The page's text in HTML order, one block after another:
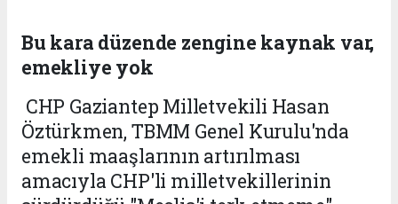
Bu kara düzende zengine kaynak var,
emekliye yok
CHP Gaziantep Milletvekili Hasan
Öztürkmen, TBMM Genel Kurulu'nda
emekli maaşlarının artırılması
amacıyla CHP'li milletvekillerinin